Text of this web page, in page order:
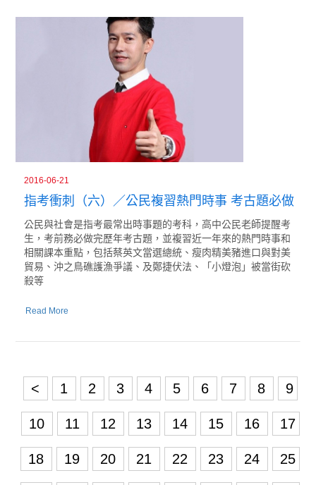
2016-06-21
指考衝刺（六）／公民複習熱門時事 考古題必做
公民與社會是指考最常出時事題的考科，高中公民老師提醒考
生，考前務必做完歷年考古題，並複習近一年來的熱門時事和
相關課本重點，包括蔡英文當選總統、瘦肉精美豬進口與對美
貿易、沖之鳥礁護漁爭議、及鄭捷伏法、「小燈泡」被當街砍
殺等
Read More
< 1 2 3 4 5 6 7 8 9
10 11 12 13 14 15 16 17
18 19 20 21 22 23 24 25